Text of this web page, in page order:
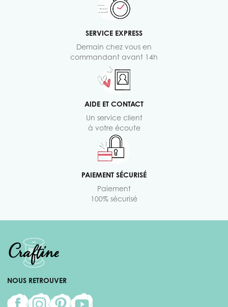
SERVICE EXPRESS
Demain chez vous en
commandant avant 14h
AIDE ET CONTACT
Un service client
à votre écoute
PAIEMENT SÉCURISÉ
Paiement
100% sécurisé
NOUS RETROUVER